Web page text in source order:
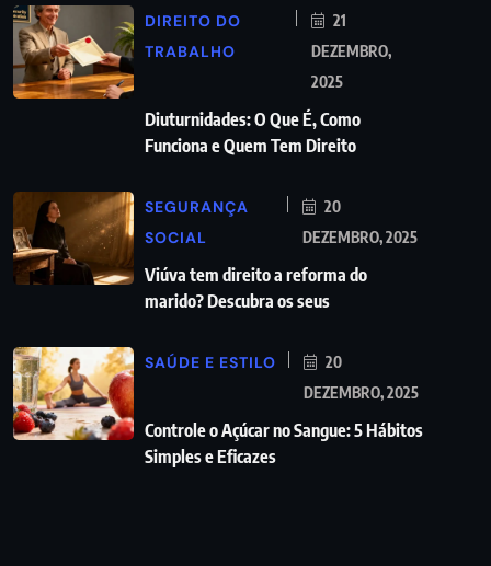
DIREITO DO
TRABALHO
21
DEZEMBRO,
2025
Diuturnidades: O Que É, Como
Funciona e Quem Tem Direito
SEGURANÇA
SOCIAL
20
DEZEMBRO, 2025
Viúva tem direito a reforma do
marido? Descubra os seus
SAÚDE E ESTILO
20
DEZEMBRO, 2025
Controle o Açúcar no Sangue: 5 Hábitos
Simples e Eficazes